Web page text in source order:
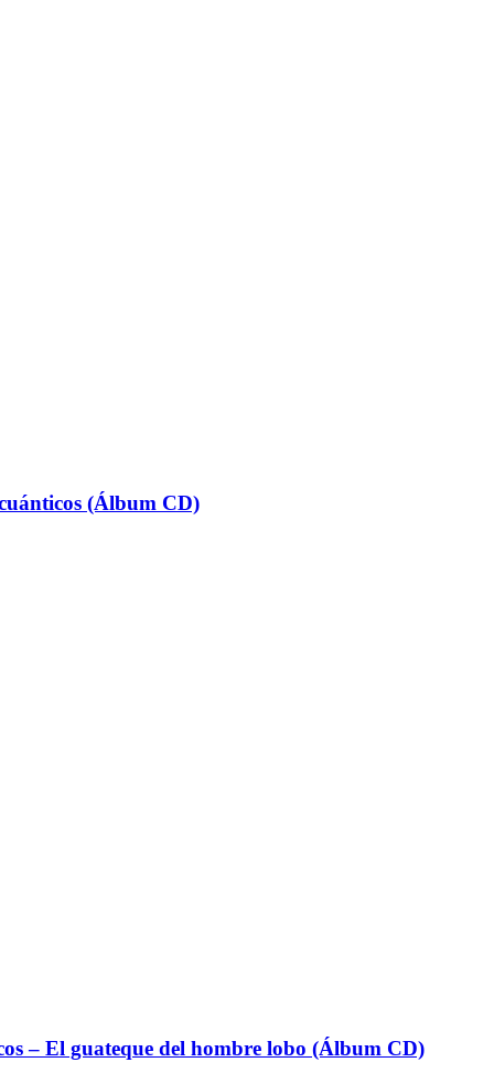
(Álbum CD)
– El guateque del hombre lobo (Álbum CD)